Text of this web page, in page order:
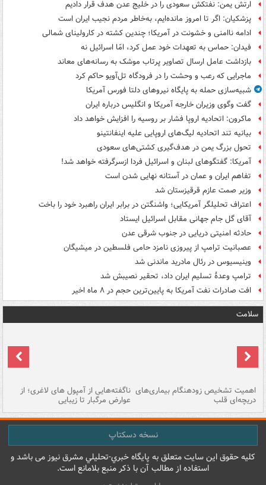
ارتش یمن: نفتکش سعودی را در خلیج عدن هدف قرار دادیم
پزشکیان: اگر تا امروز مانده‌ایم، به‌خاطر مردم نجیب ایران است
ادامه ناامنی و خشونت در آمریکا؛ چندین کشته در کارولینای شمالی
فیدان: حماس به تعهدات خود عمل کرد، امّا اسرائیل نه
بازداشت عامل ارسال تصاویر پرتاب موشک به رسانه‌های معاند
ماجرایی که رعب و وحشت را در فرودگاه تل‌آویو حاکم کرد
شبیه‌سازی حمله به پایگاه نیروهای دلتا فورس آمریکا
گفت وگوی وزیران خارجه آمریکا و انگلیس درباره ایران
ماکرون: اتحادیه اروپا فشار بر روسیه را افزایش خواهد داد
بیانیه تند اتحادیه لیگ‌های اروپایی علیه اینفانتینو
تحول بزرگ یمن در هدف‌گیری کشتی‌های سعودی
آمریکا: گفتگوهای لبنان و اسرائیل فردا ازسرگرفته خواهد شد!
تفاهم ایران و عمان در آستانه نهایی شدن است
وزیر صمت عازم قرقیزستان شد
اعتراف تحلیلگر آمریکایی؛ واشنگتن در برابر ایران راهبرد خود را باخت
آقای گل جام جهانی مقابل اسرائیل ایستاد
حادثه امنیتی دریایی در جنوب شرقی عدن
عصبانیت ترامپ از پیروزی نامزد حامی فلسطین در میشیگان
وینیسیوس در رئال مادرید ماندنی شد
ترامپ وعدۀ تسلیم ایران داد، تحقیر نصیبش شد
افت صادرات نفت آمریکا به پایین‌ترین حجم در ۸ ماه اخیر
سلامت
اهمیت تشخیص زودهنگام بیماری‌های
دریچه‌ای قلب
ناگفته‌هایی از آمپول های لاغری؛ از
عوارض مرگبار تا زیبایی
نسخه دسکتاپ
کليه حقوق اين سايت متعلق به پایگاه خبري-تحليلي مشرق نيوز می باشد و
استفاده از مطالب آن با ذکر منبع بلامانع است.